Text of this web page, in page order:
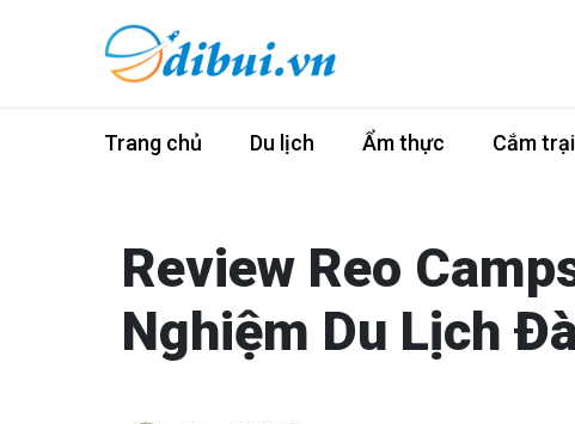
Trang chủ Du lịch Ẩm thực Cắm trại
Review Reo
Nghiệm Du Lịch